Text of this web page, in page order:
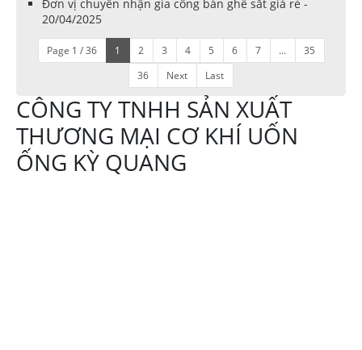
Đơn vị chuyên nhận gia công bàn ghế sắt giá rẻ -
20/04/2025
Page 1 / 36 1 2 3 4 5 6 7 ...
35
36
Next Last
CÔNG TY TNHH SẢN XUẤT
THƯƠNG MẠI CƠ KHÍ UỐN
ỐNG KỲ QUANG